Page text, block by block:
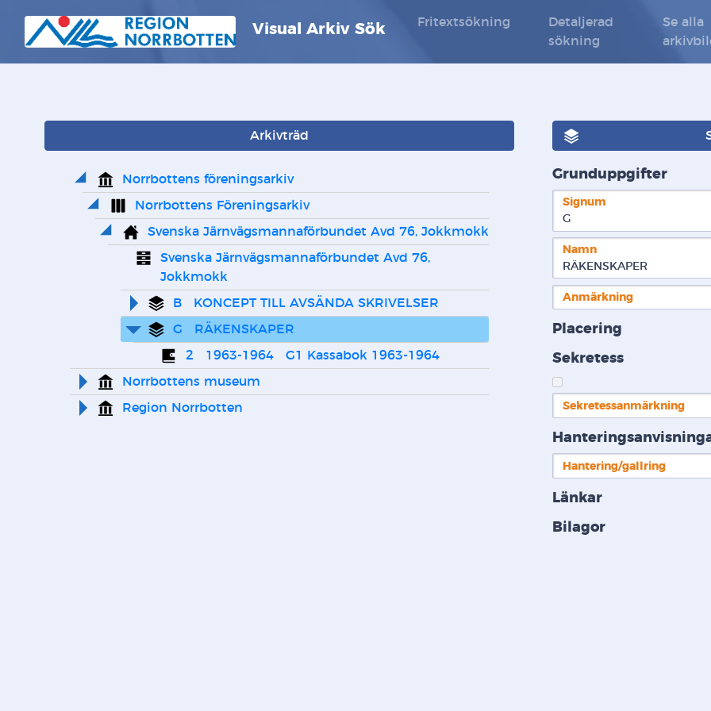
Visual Arkiv Sök Fritextsökning
Detaljerad
sökning
Se alla
Arkivträd
Norrbottens föreningsarkiv
Norrbottens Föreningsarkiv
Svenska Järnvägsmannaförbundet Avd 76, Jokkmokk
Svenska Järnvägsmannaförbundet Avd 76,
Jokkmokk
B   KONCEPT TILL AVSÄNDA SKRIVELSER
G   RÄKENSKAPER
2   1963-1964   G1 Kassabok 1963-1964
Norrbottens museum
Region Norrbotten
Grunduppgifter
Signum
G
Namn
RÄKENSKAPER
Anmärkning
Placering
Sekretess
Sekretessanmärkning
Hantering/gallring
Länkar
Bilagor